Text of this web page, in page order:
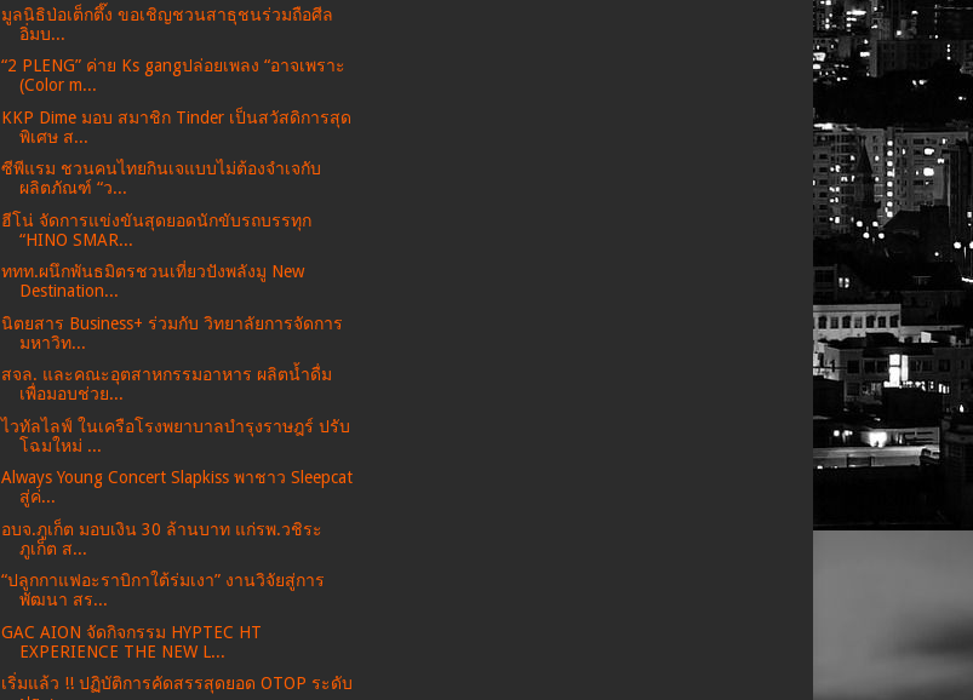
มูลนิธิป่อเต็กตึ๊ง ขอเชิญชวนสาธุชนร่วมถือศีล
อิ่มบ...
“2 PLENG” ค่าย Ks gangปล่อยเพลง “อาจเพราะ
(Color m...
KKP Dime มอบ สมาชิก Tinder เป็นสวัสดิการสุด
พิเศษ ส...
ซีพีแรม ชวนคนไทยกินเจแบบไม่ต้องจำเจกับ
ผลิตภัณฑ์ “ว...
ฮีโน่ จัดการแข่งขันสุดยอดนักขับรถบรรทุก
“HINO SMAR...
ททท.ผนึกพันธมิตรชวนเที่ยวปังพลังมู New
Destination...
นิตยสาร Business+ ร่วมกับ วิทยาลัยการจัดการ
มหาวิท...
สจล. และคณะอุตสาหกรรมอาหาร ผลิตน้ำดื่ม
เพื่อมอบช่วย...
ไวทัลไลฟ์ ในเครือโรงพยาบาลบำรุงราษฎร์ ปรับ
โฉมใหม่ ...
Always Young Concert Slapkiss พาชาว Sleepcat
สู่ค่...
อบจ.ภูเก็ต มอบเงิน 30 ล้านบาท แก่รพ.วชิระ
ภูเก็ต ส...
“ปลูกกาแฟอะราบิกาใต้ร่มเงา” งานวิจัยสู่การ
พัฒนา สร...
GAC AION จัดกิจกรรม HYPTEC HT
EXPERIENCE THE NEW L...
เริ่มแล้ว !! ปฏิบัติการคัดสรรสุดยอด OTOP ระดับ